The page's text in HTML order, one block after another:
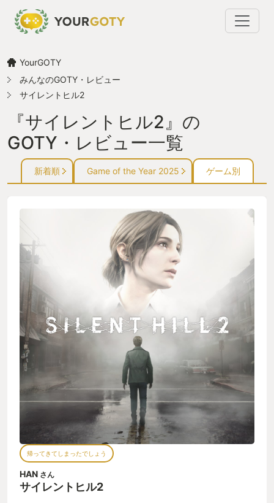
YourGOTY
みんなのGOTY・レビュー
サイレントヒル2
『サイレントヒル2』の
GOTY・レビュー一覧
新着順 Game of the Year 2025 ゲーム別
帰ってきてしまったでしょう
HAN さん
サイレントヒル2